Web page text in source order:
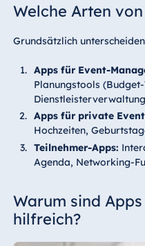
Welche Arten
Grundsätzlich
Apps für Event-
Planungstools
Apps für private
Hochzeiten,
Teilnehmer-Apps:
Agenda, Networking-
Warum sind
hilfreich?